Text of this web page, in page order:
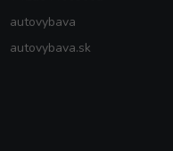
autovybava
autovybava.sk